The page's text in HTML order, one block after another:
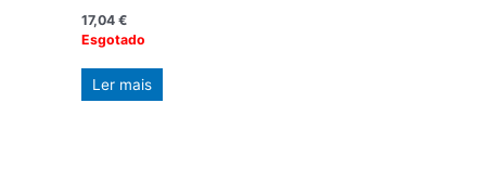
17,04 €
Esgotado
Ler mais